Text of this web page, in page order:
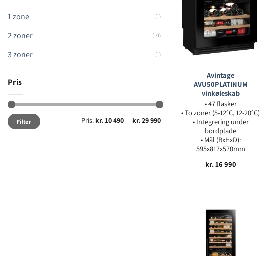
1 zone (1)
2 zoner (10)
3 zoner (1)
Pris
Mindste
pris
Højeste
prisFilter Pris: kr. 10 490— kr. 29 990
Avintage
AVU50PLATINUM
vinkøleskab
• 47 flasker
• To zoner (5-12°C, 12-20°C)
• Integrering under
bordplade
• Mål (BxHxD):
595x817x570mm
kr.16 990